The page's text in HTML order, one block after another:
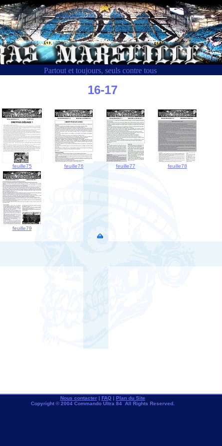
Partout et toujours, seuls contre tous
16-17
feuille75 feuille76 feuille77 feuille78
feuille79
Nous contacter| FAQ| Plan du Site
Copyright © 2004 Commando Ultra 84 All Rights Reserved.